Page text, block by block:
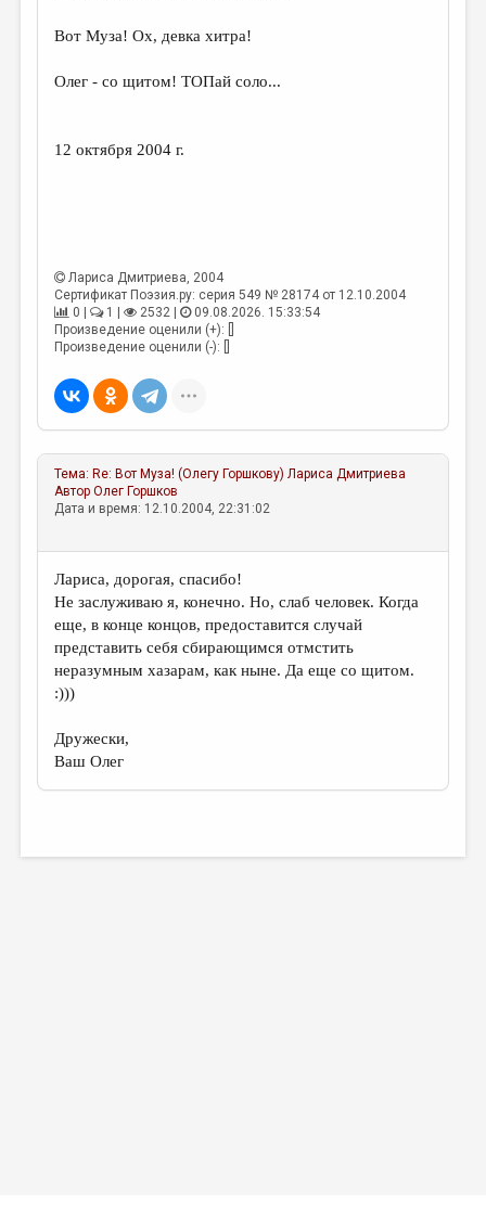
СТРАНИЦЫ ПАМЯТИ
ОБЪЯВЛЕНИЯ
ЭССЕИСТИКА
ЛИТЕРАТУРОВЕДЕНИЕ
КУЛЬТУРОВЕДЕНИЕ
ПУБЛИЦИСТИКА
РЕЦЕНЗИРОВАНИЕ
ЦИКЛЫ ПУБЛИКАЦИЙ
ТРЕДИАКОВСКИЙ
МЕДИА
ВКОНТАКТЕ
Вот Муза! Ох, девка хитра!
Олег - со щитом! ТОПай соло...
12 октября 2004 г.
Лариса Дмитриева, 2004
Сертификат Поэзия.ру: серия 549 № 28174 от 12.10.2004
0 |
1 | 2532 |
09.08.2026. 15:33:54
Произведение оценили (+): []
Произведение оценили (-): []
Тема: Re: Вот Муза! (Олегу Горшкову) Лариса Дмитриева
АвторОлег Горшков
Дата и время: 12.10.2004, 22:31:02
Лариса, дорогая, спасибо!
Не заслуживаю я, конечно. Но, слаб человек. Когда
еще, в конце концов, предоставится случай
представить себя сбирающимся отмстить
неразумным хазарам, как ныне. Да еще со щитом.
:)))
Дружески,
Ваш Олег